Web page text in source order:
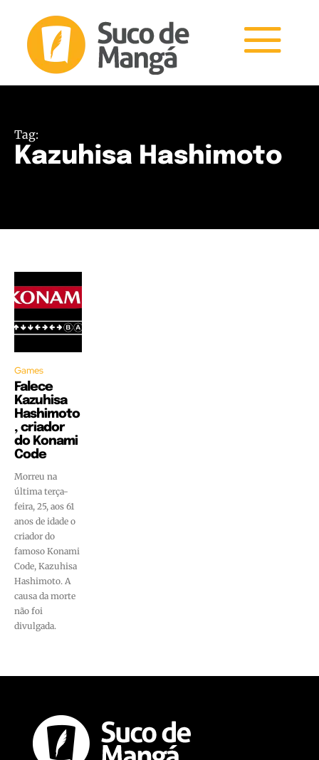
Tag:
Kazuhisa Hashimoto
Games
Falece
Kazuhisa
Hashimoto
, criador
do Konami
Code
Morreu na
última terça-
feira, 25, aos 61
anos de idade o
criador do
famoso Konami
Code, Kazuhisa
Hashimoto. A
causa da morte
não foi
divulgada.